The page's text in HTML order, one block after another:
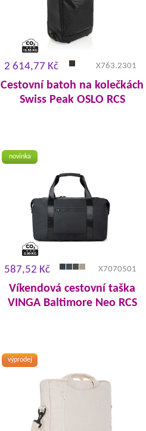
2 614,77 Kč X763.2301
Cestovní batoh na kolečkách
Swiss Peak OSLO RCS
novinka
587,52 Kč X7070501
Víkendová cestovní taška
VINGA Baltimore Neo RCS
výprodej